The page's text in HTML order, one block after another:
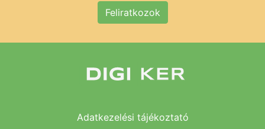
Feliratkozok
Adatkezelési tájékoztató